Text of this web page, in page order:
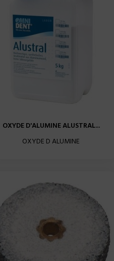
OXYDE D'ALUMINE ALUSTRAL...
OXYDE D ALUMINE